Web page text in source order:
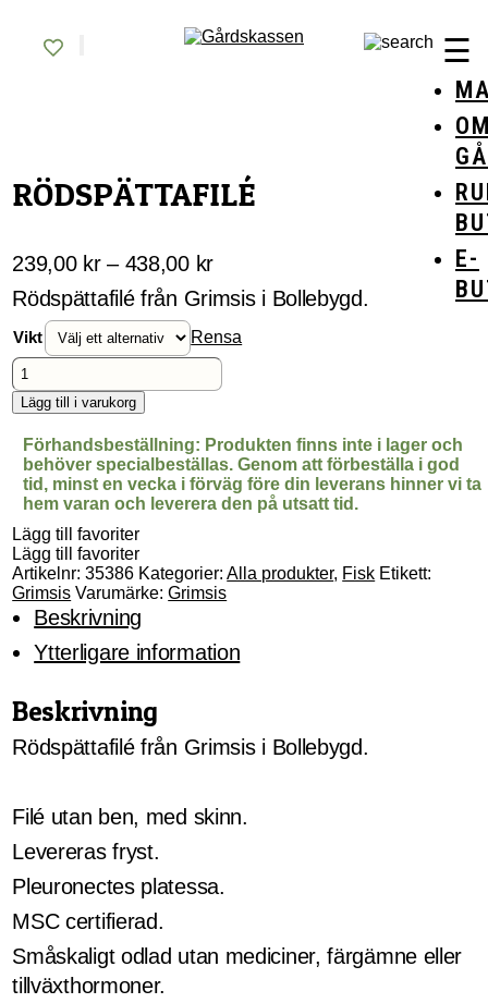
content
☰
E-
RÖDSPÄTTAFILÉ
239,00 kr – 438,00 krPrisintervall:
239,00 kr
438,00 kr
Rödspättafilé från Grimsis i Bollebygd.
Vikt
Rensa
Rödspättafilé
mängd
Lägg till i varukorg
Förhandsbeställning: Produkten finns inte i lager och
behöver specialbeställas. Genom att förbeställa i god
tid, minst en vecka i förväg före din leverans hinner vi ta
hem varan och leverera den på utsatt tid.
Lägg till favoriter
Lägg till favoriter
Artikelnr:35386 Kategorier:Alla produkter, Fisk Etikett:
Grimsis Varumärke:Grimsis
Beskrivning
Ytterligare information
Beskrivning
Rödspättafilé från Grimsis i Bollebygd.
Filé utan ben, med skinn.
Levereras fryst.
Pleuronectes platessa.
MSC certifierad.
Småskaligt odlad utan mediciner, färgämne eller
tillväxthormoner.